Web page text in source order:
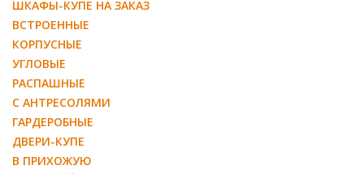
ШКАФЫ-КУПЕ НА ЗАКАЗ
ВСТРОЕННЫЕ
КОРПУСНЫЕ
УГЛОВЫЕ
РАСПАШНЫЕ
С АНТРЕСОЛЯМИ
ГАРДЕРОБНЫЕ
ДВЕРИ-КУПЕ
В ПРИХОЖУЮ